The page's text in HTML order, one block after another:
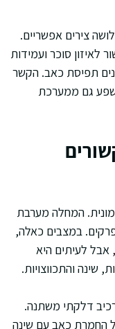
צירים אפשריים.
לאיזון סוכר ועמידות
תפיסת כאב. הקשר
גם ממערכת
המחלה מערבת
במצבים כאלה,
אבל לעיתים היא
שינה והתכווצויות.
דלקתי משתנה.
החמרת כאב עם שינה